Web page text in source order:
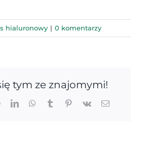
hialuronowy | 0 komentarzy
tym ze znajomymi!
RedditLinkedInWhatsApp
TumblrPinterest
Vk Email